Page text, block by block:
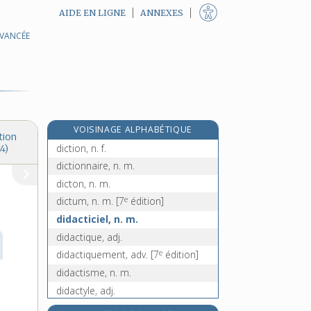
AIDE EN LIGNE ANNEXES
VOISINAGE ALPHABÉTIQUE
dicter, v. tr.
diction, n. f.
dictionnaire, n. m.
dicton, n. m.
dictum, n. m. [7e édition]
didacticiel, n. m.
didactique, adj.
didactiquement, adv. [7e édition]
didactisme, n. m.
didactyle, adj.
didascalie, n. f.